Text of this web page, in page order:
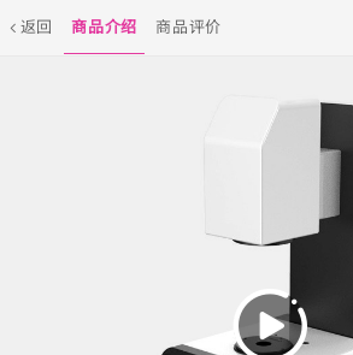
返回 商品介绍 商品评价